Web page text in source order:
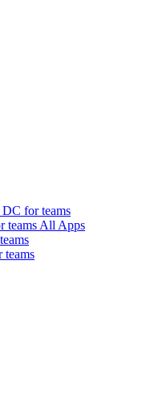
for teams
teams All Apps
teams